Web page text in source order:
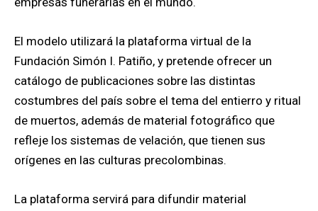
El modelo utilizará la plataforma virtual de la
Fundación Simón I. Patiño, y pretende ofrecer un
catálogo de publicaciones sobre las distintas
costumbres del país sobre el tema del entierro y ritual
de muertos, además de material fotográfico que
refleje los sistemas de velación, que tienen sus
orígenes en las culturas precolombinas.
La plataforma servirá para difundir material